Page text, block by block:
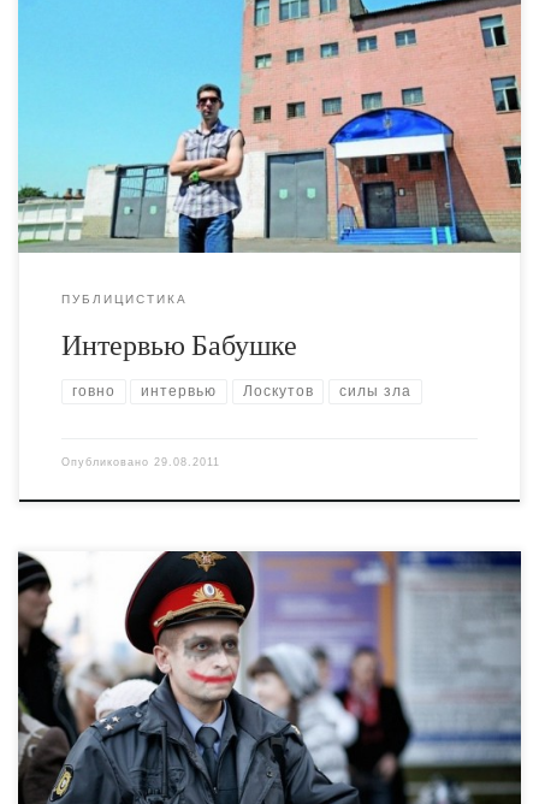
Проведя почти 5 месяцев в Ирпенском исправительном
центре за художественную имитацию полового акта
перед зданием Рады, блогер shiitman, теперь уже более
известный как Александр Володарский, вышел по УДО
на свободу. Продолжая добрую традицию публиковать
интервью с Володарским после каждого его
освобождения, на этот раз мы поговорили об
изменениях в самоидентификации, […]
ПУБЛИЦИСТИКА
Интервью Бабушке
говно интервью Лоскутов силы зла
Опубликовано 29.08.2011
Дома у Артёма Лоскутова только что произошёл
обыск. Фашисты изъяли всю технику. Обвиняют по
статье 319, за оскорбление, тюрьма, вроде как, не
грозит, но нервы явно попробуют потрепать. Вот
предыстория этих событий: http://kissmybabushka.com/?
p=3629 и ешё http://kissmybabushka.com/?p=3589. Лично
я не понимаю как вообще можно оскорбить
милиционера. Оскорбить милиционера – это всё […]